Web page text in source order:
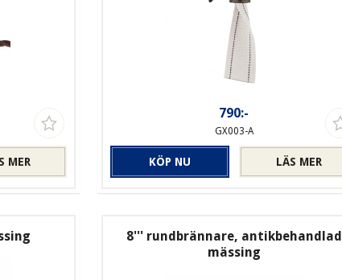
MER
790:-
GX003-A
LÄS MER
KÖP NU
8''' rundbrännare, antikbehandlad
mässing